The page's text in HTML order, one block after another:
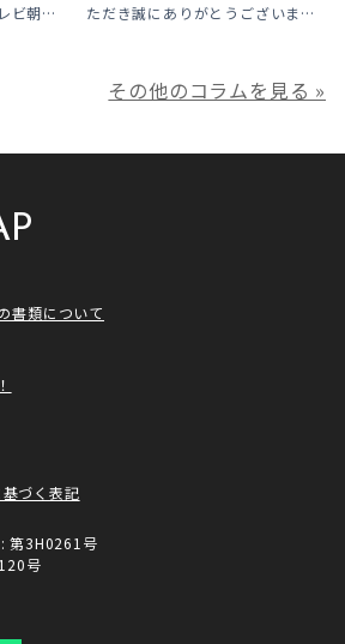
ビ朝日
も大
ただき誠にありがとうございま
利用いただき本当にありがとうご
満足いただけるサービスを提供さ
その他のコラムを見る »
書類について
づく表記
第3H0261号
号